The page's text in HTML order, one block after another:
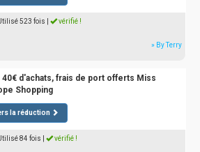
Utilisé 523 fois vérifié !
» By Terry
40€ d'achats, frais de port offerts Miss
Shopping
la réduction
Utilisé 84 fois vérifié !